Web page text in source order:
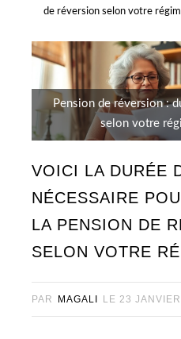
de réversion selon votre
Pension de réversion :
selon votre
VOICI LA DURÉE
NÉCESSAIRE
LA PENSION DE
SELON VOTRE
PAR MAGALI LE 23